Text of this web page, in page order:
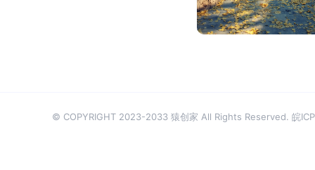
大番茄
© COPYRIGHT 2023-2033 猿创家 All Rights Reserved. 皖